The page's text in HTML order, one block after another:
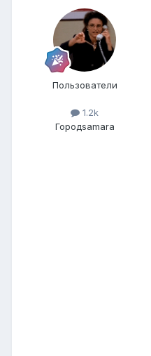
Пользователи
1.2k
Городsamara